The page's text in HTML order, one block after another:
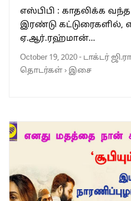
எஸ்பிபி : காதலிக்க
இரண்டு கட்டுரைகளில்,
ஏ.ஆர்.ரஹ்மான்…
October 19, 2020- டாக்டர்
தொடர்கள்› இசை